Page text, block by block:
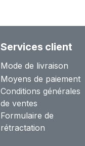
Services client
Mode de livraison
Moyens de paiement
Conditions générales
de ventes
Formulaire de
rétractation